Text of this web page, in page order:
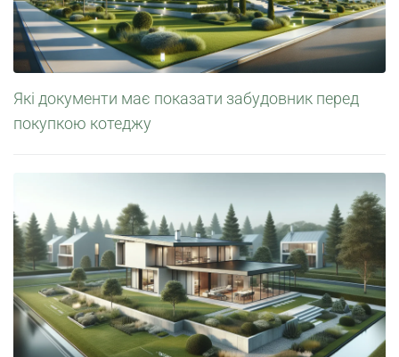
Які документи має показати забудовник перед
покупкою котеджу